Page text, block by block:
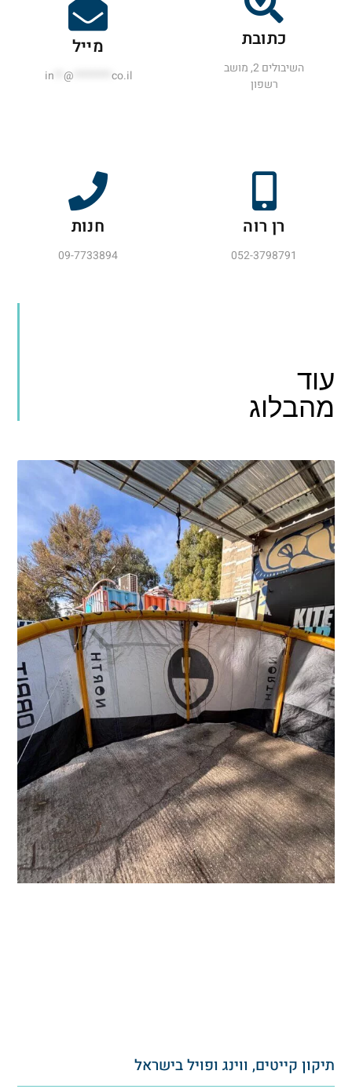
כתובת
השיבולים 2, מושב
רשפון
מייל
in ********
רן רוה
052-3798791
חנות
09-7733894
קייטים, ווינג ופויל בישראל